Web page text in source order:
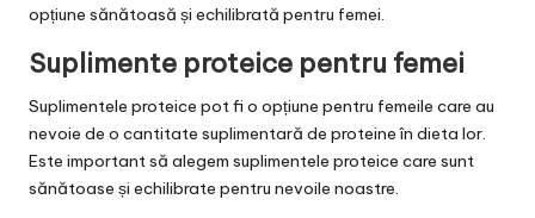
opțiune sănătoasă și echilibrată pentru femei.
Suplimente proteice pentru femei
Suplimentele proteice pot fi o opțiune pentru femeile care au
nevoie de o cantitate suplimentară de proteine în dieta lor.
Este important să alegem suplimentele proteice care sunt
sănătoase și echilibrate pentru nevoile noastre.